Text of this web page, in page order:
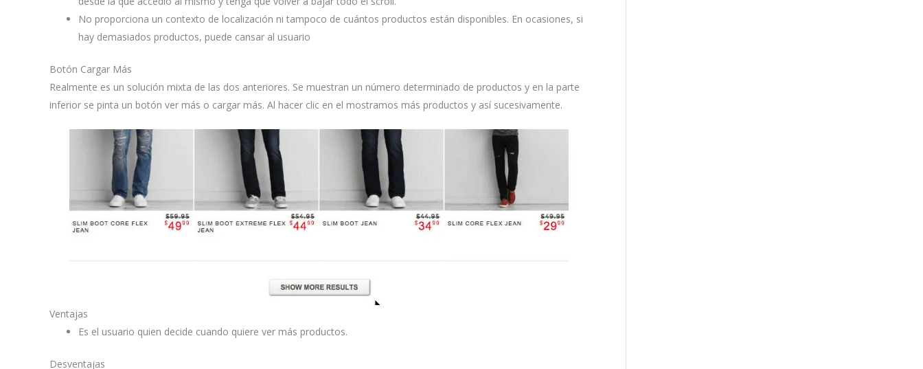
No proporciona un contexto de localización ni tampoco de cuántos productos están disponibles. En ocasiones, si
hay demasiados productos, puede cansar al usuario
Botón Cargar Más
Realmente es un solución mixta de las dos anteriores. Se muestran un número determinado de productos y en la parte
inferior se pinta un botón ver más o cargar más. Al hacer clic en el mostramos más productos y así sucesivamente.
Ventajas
Es el usuario quien decide cuando quiere ver más productos.
Desventajas